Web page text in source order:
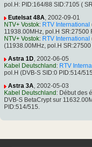
pol.H: PID:164/88 SID:7105 (
Eutelsat 48A, 2002-09-01
NTV+ Vostok: RTV International
11938.00MHz, pol.H SR:27500
NTV+ Vostok: RTV International
(11938.00MHz, pol.H
Astra 1D, 2002-06-05
Kabel Deutschland : RTV
pol.H (DVB-S SID:0 PID:514/
Astra 3A, 2002-05-03
Kabel Deutschland : Début des
DVB-S BetaCrypt sur
PID:514/515.